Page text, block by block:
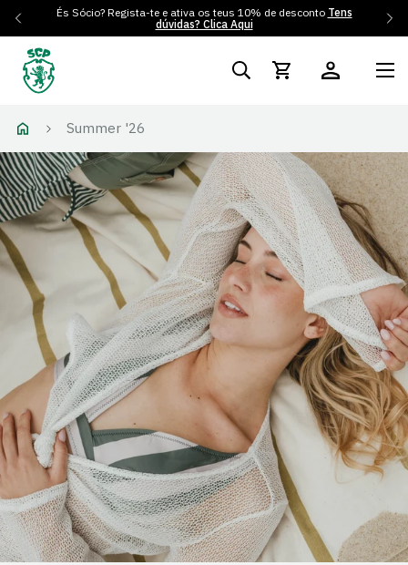
És Sócio? Regista-te e ativa os teus 10% de desconto Tens
dúvidas? Clica Aqui
Summer '26